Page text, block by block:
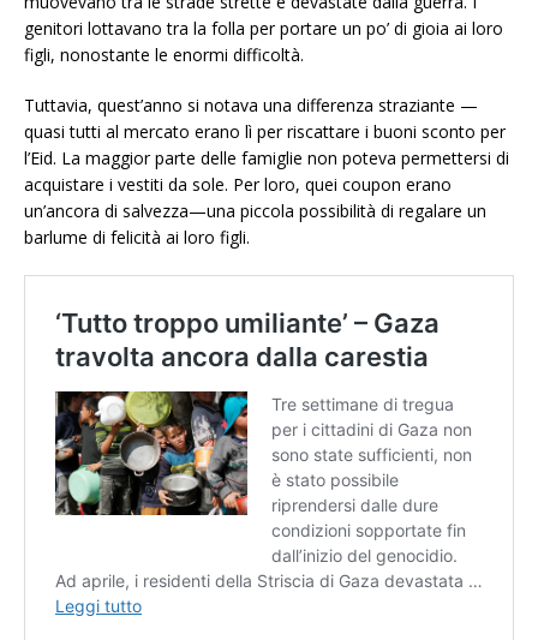
genitori lottavano tra la folla per portare un po’ di gioia ai loro
figli, nonostante le enormi difficoltà.
Tuttavia, quest’anno si notava una differenza straziante —
quasi tutti al mercato erano lì per riscattare i buoni sconto per
l’Eid. La maggior parte delle famiglie non poteva permettersi di
acquistare i vestiti da sole. Per loro, quei coupon erano
un’ancora di salvezza—una piccola possibilità di regalare un
barlume di felicità ai loro figli.